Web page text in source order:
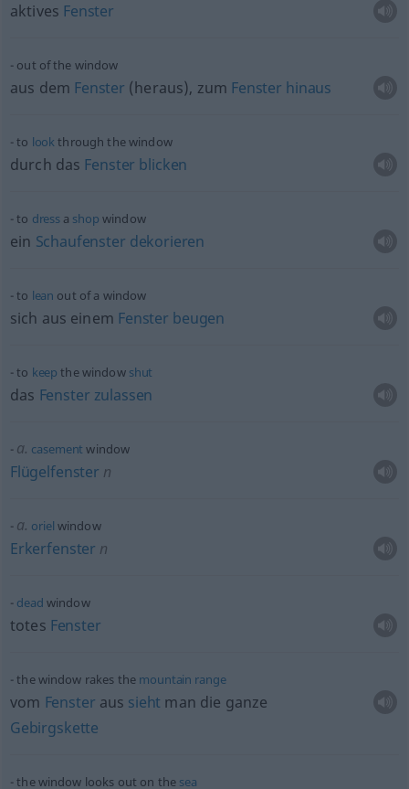
aktives Fenster
out of the window
aus dem Fenster (heraus), zum Fenster hinaus
to lookthrough the window
durch das Fenster blicken
to dress a shop window
ein Schaufenster dekorieren
to lean out of a window
sich aus einem Fenster beugen
to keep the window shut
das Fenster zulassen
a. casement window
Flügelfenster n
a. oriel window
Erkerfenster n
dead window
totes Fenster
the window rakes the mountain range
vom Fenster aus sieht man die ganze
Gebirgskette
the window looks out on the sea